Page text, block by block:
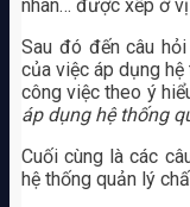
nhân… được xếp ở
Sau đó đến câu
của việc áp dụng
công việc theo ý
áp dụng hệ thống
Cuối cùng là các
hệ thống quản lý